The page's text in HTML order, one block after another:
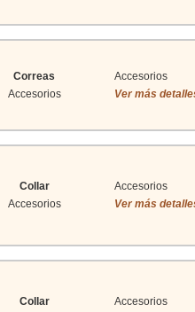
Correas
Accesorios
Accesorios
Ver más
Collar
Accesorios
Accesorios
Ver más
Collar
Accesorios